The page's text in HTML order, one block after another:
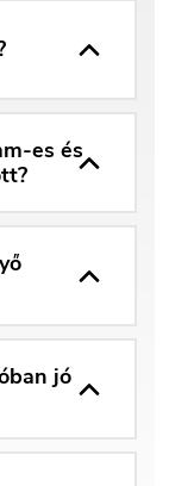
es és
jó